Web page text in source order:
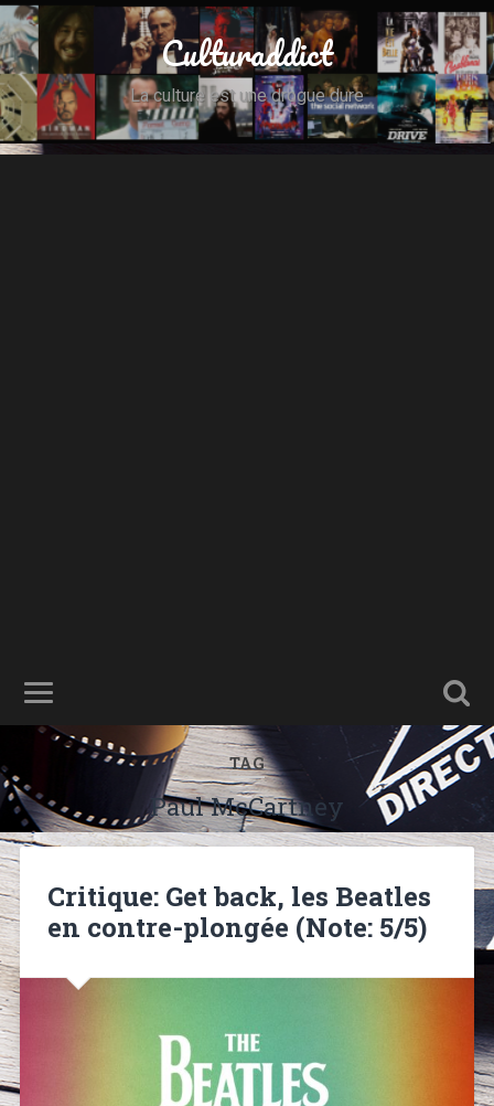
Culturaddict
La culture est une drogue dure
TAG
Paul McCartney
Critique: Get back, les Beatles
en contre-plongée (Note: 5/5)